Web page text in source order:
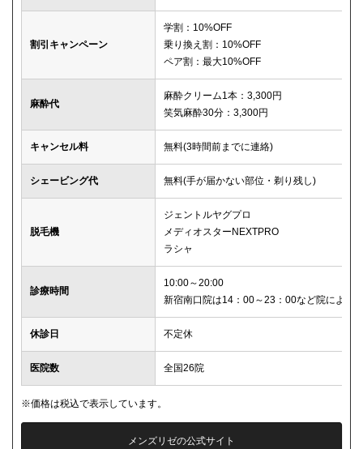
割引キャンペーン
学割：10%OFF
乗り換え割：10%OFF
ペア割：最大10%OFF
麻酔代
麻酔クリーム1本：3,300円
笑気麻酔30分：3,300円
キャンセル料 無料(3時間前までに連絡)
シェービング代 無料(手が届かない部位・剃り残し)
脱毛機
ジェントルヤグプロ
メディオスターNEXTPRO
ラシャ
診療時間
10:00～20:00
新宿南口院は14：00～23：00など院により
休診日 不定休
医院数 全国26院
※価格は税込で表示しています。
メンズリゼの公式サイト